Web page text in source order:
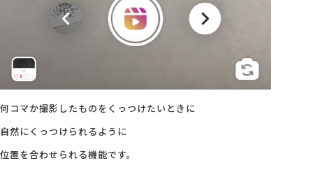
何コマか撮影したものをくっつけたいときに
自然にくっつけられるように
位置を合わせられる機能です。